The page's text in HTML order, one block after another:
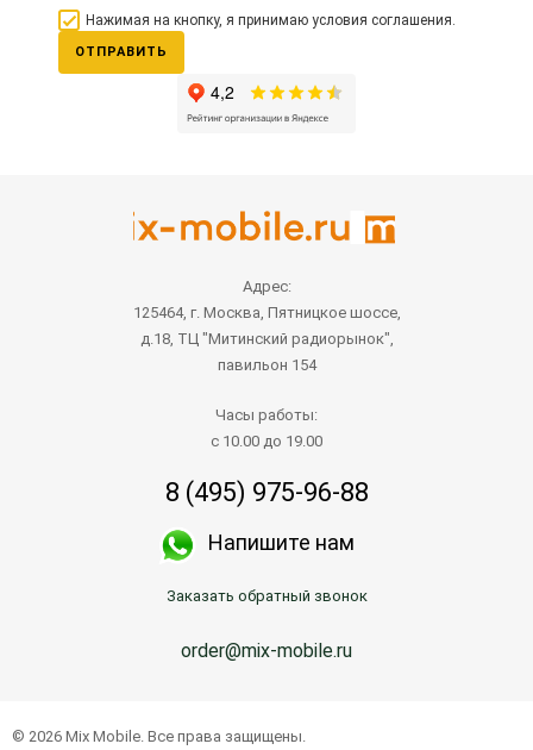
Нажимая на кнопку, я принимаю условия соглашения.
ОТПРАВИТЬ
Адрес:
125464, г. Москва, Пятницкое шоссе,
д.18, ТЦ "Митинский радиорынок",
павильон 154
Часы работы:
с 10.00 до 19.00
8 (495) 975-96-88
Напишите нам
Заказать обратный звонок
order@mix-mobile.ru
© 2026 Mix Mobile. Все права защищены.